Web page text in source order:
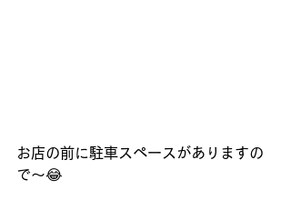
お店の前に駐車スペースがありますの
で～😂